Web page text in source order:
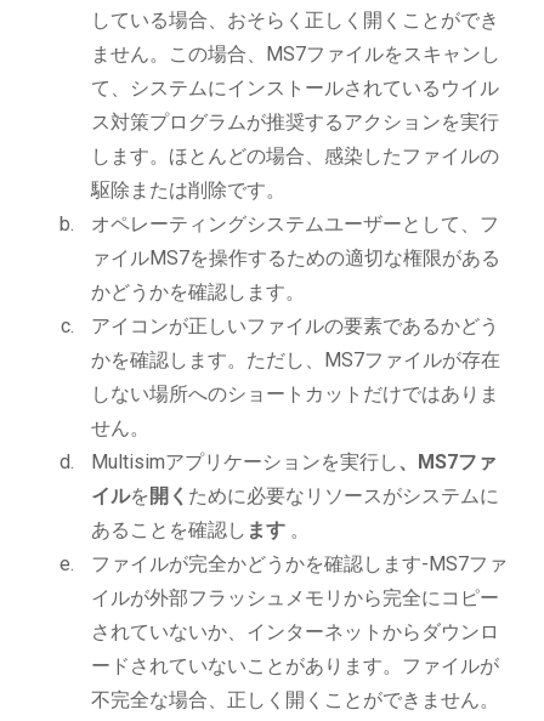
している場合、おそらく正しく開くことができ
ません。この場合、MS7ファイルをスキャンし
て、システムにインストールされているウイル
ス対策プログラムが推奨するアクションを実行
します。ほとんどの場合、感染したファイルの
駆除または削除です。
オペレーティングシステムユーザーとして、フ
ァイルMS7を操作するための適切な権限がある
かどうかを確認します。
アイコンが正しいファイルの要素であるかどう
かを確認します。ただし、MS7ファイルが存在
しない場所へのショートカットだけではありま
せん。
Multisimアプリケーションを実行し、MS7ファ
イルを 開く ために必要なリソースがシステムに
あることを確認し ます 。
ファイルが完全かどうかを確認します-MS7ファ
イルが外部フラッシュメモリから完全にコピー
されていないか、インターネットからダウンロ
ードされていないことがあります。ファイルが
不完全な場合、正しく開くことができません。